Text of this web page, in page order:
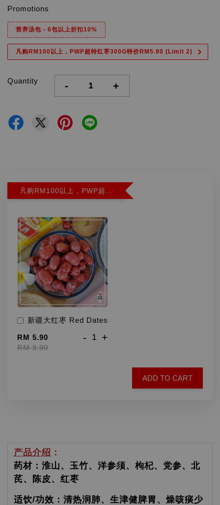
Promotions
营养汤包 - 6包以上折扣10%
凡购RM100以上，PWP超特红枣300G特价RM5.90 (Limit 2)
Quantity - +
新疆大红枣 Red Dates
RM 5.90
RM 9.90
- +
ADD TO CART
产品介绍 ：
药材：淮山、玉竹、洋参须、枸杞、党参、北
芪、陈皮、红枣
适饮/功效：清热润肺、生津健脾胃、燥咳痰少